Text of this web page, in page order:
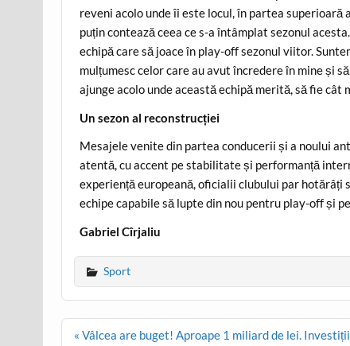
reveni acolo unde îi este locul, în partea superioară
puțin contează ceea ce s-a întâmplat sezonul
echipă care să joace în play-off sezonul viitor.
mulțumesc celor care au avut încredere în mine și
ajunge acolo unde această echipă merită, să fie cât
Un sezon al reconstrucției
Mesajele venite din partea conducerii și a noului
atentă, cu accent pe stabilitate și performanță
experiență europeană, oficialii clubului par
echipe capabile să lupte din nou pentru play-off și
Gabriel Cîrjaliu
Sport
Post
« Vâlcea are buget! Aproape 1 miliard de lei.